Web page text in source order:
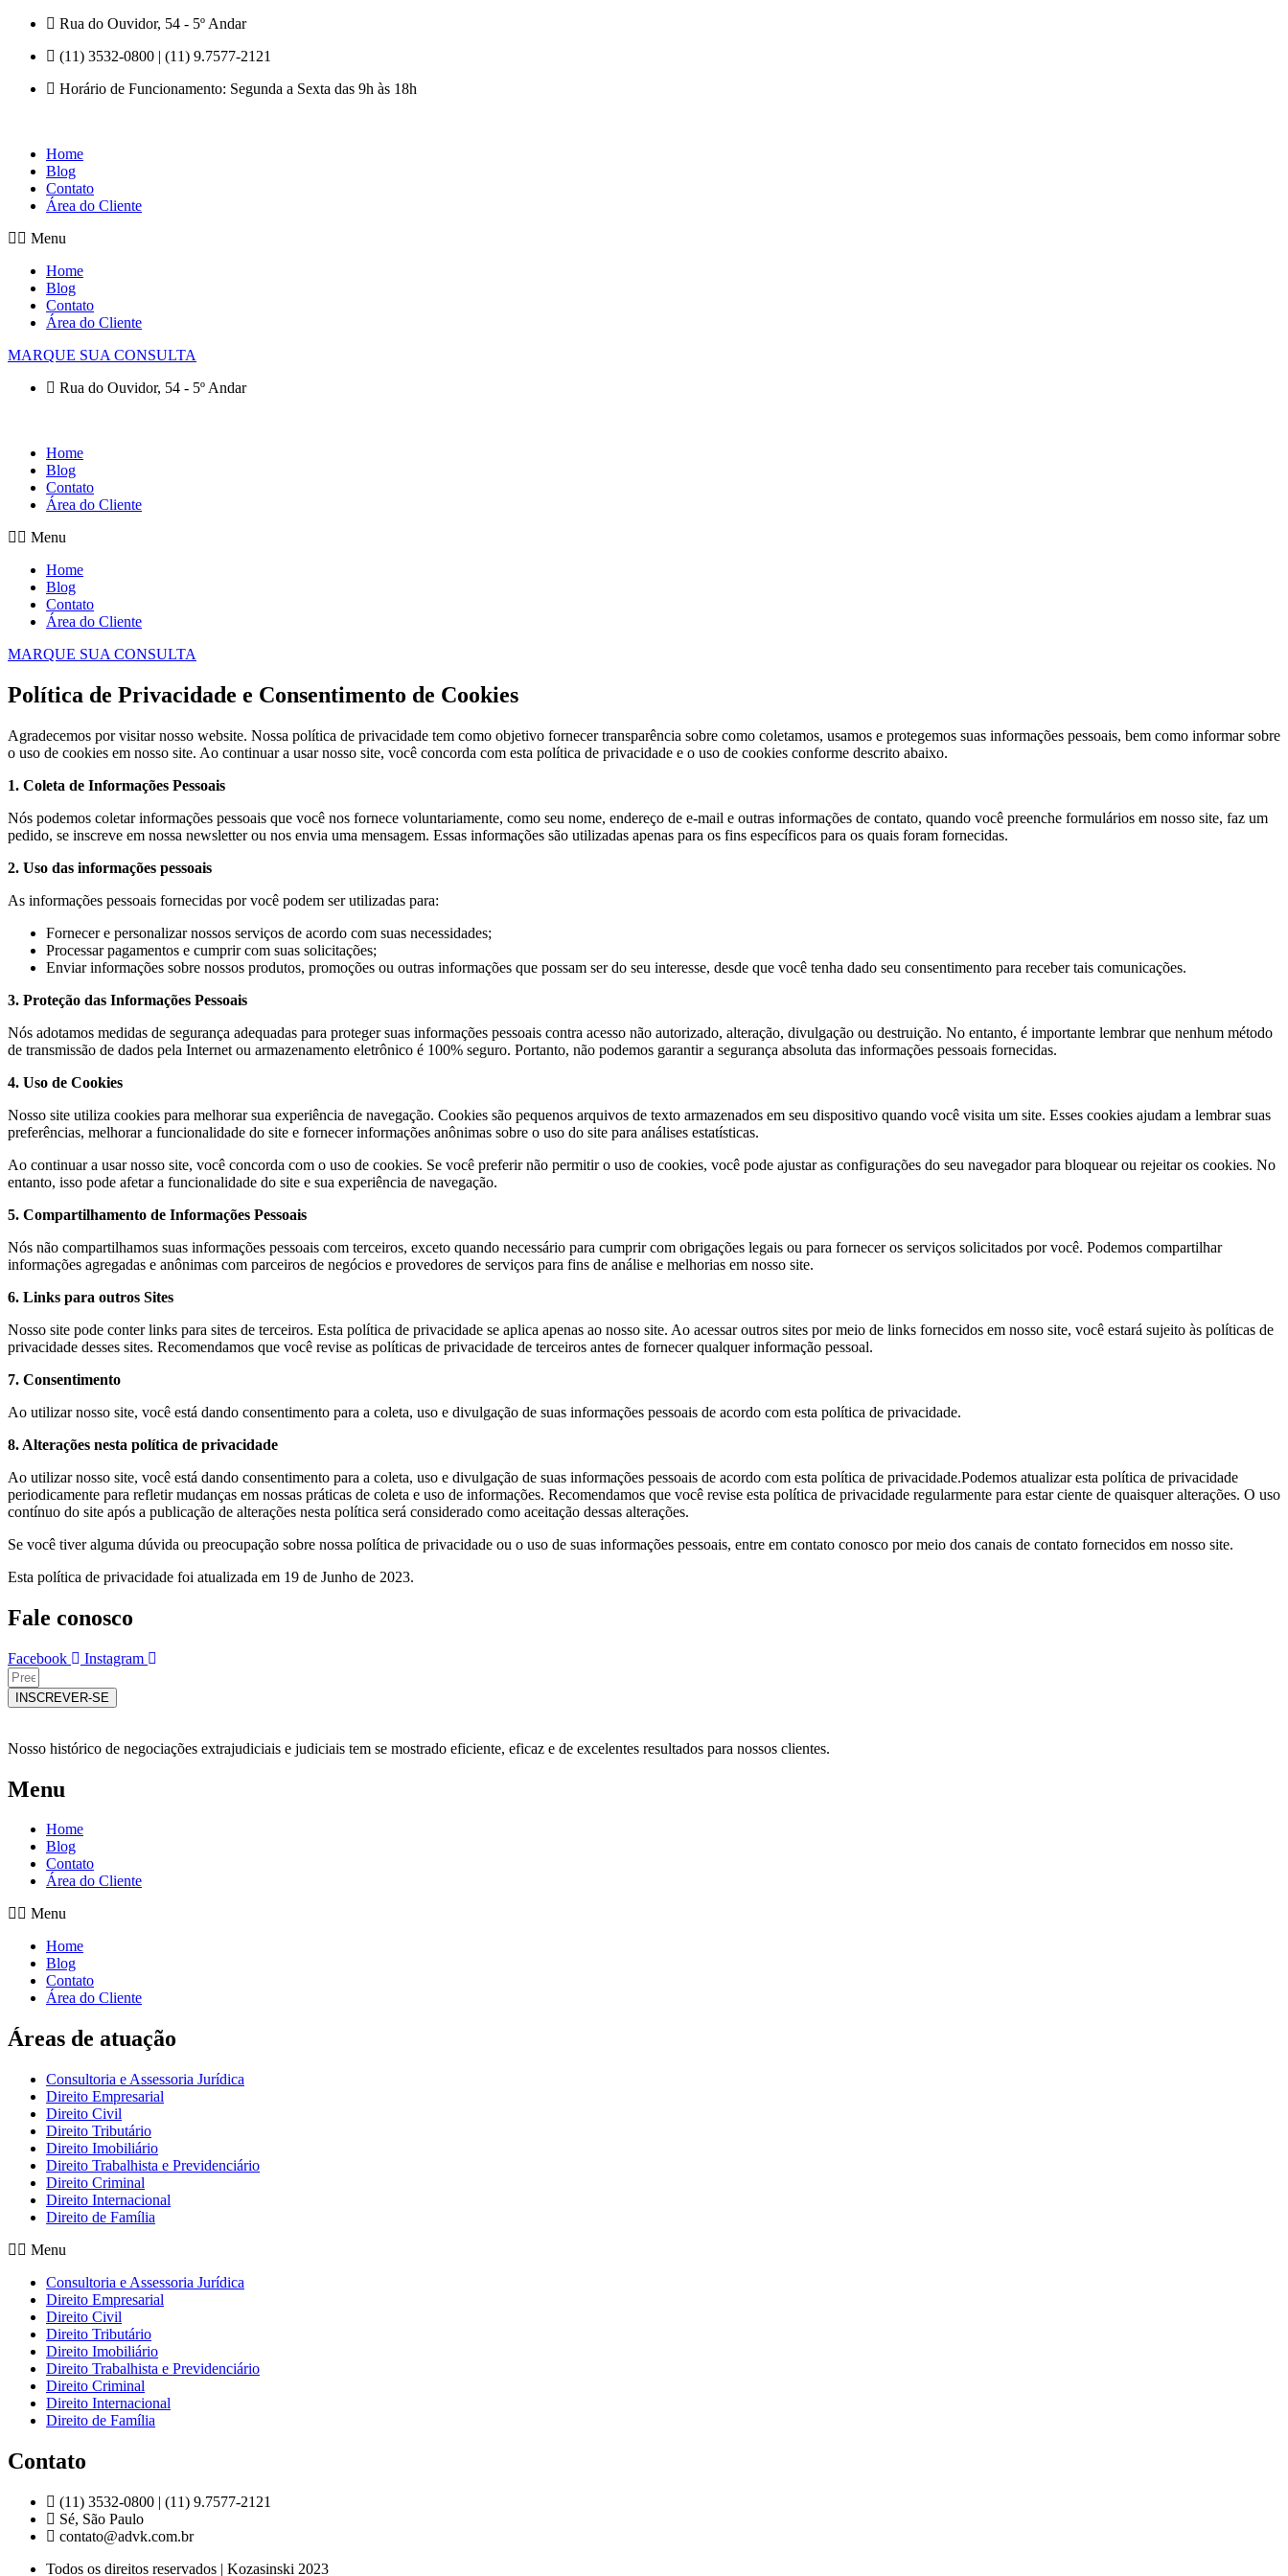
Pular
Rua do Ouvidor, 54 - 5º Andar
(11) 3532-0800 | (11) 9.7577-2121
Horário de Funcionamento: Segunda a Sexta das 9h às 18h
Home
Blog
Contato
Área do Cliente
Menu
Home
Blog
Contato
Área do Cliente
MARQUE SUA CONSULTA
Rua do Ouvidor, 54 - 5º Andar
Home
Blog
Contato
Área do Cliente
Menu
Home
Blog
Contato
Área do Cliente
MARQUE SUA CONSULTA
Política de Privacidade e Consentimento de Cookies
Agradecemos por visitar nosso website. Nossa política de privacidade tem como objetivo fornecer transparência sobre como coletamos, usamos e protegemos suas informações pessoais, bem como informar sobre
o uso de cookies em nosso site. Ao continuar a usar nosso site, você concorda com esta política de privacidade e o uso de cookies conforme descrito abaixo.
1. Coleta de Informações Pessoais
Nós podemos coletar informações pessoais que você nos fornece voluntariamente, como seu nome, endereço de e-mail e outras informações de contato, quando você preenche formulários em nosso site, faz um
pedido, se inscreve em nossa newsletter ou nos envia uma mensagem. Essas informações são utilizadas apenas para os fins específicos para os quais foram fornecidas.
2. Uso das informações pessoais
As informações pessoais fornecidas por você podem ser utilizadas para:
Fornecer e personalizar nossos serviços de acordo com suas necessidades;
Processar pagamentos e cumprir com suas solicitações;
Enviar informações sobre nossos produtos, promoções ou outras informações que possam ser do seu interesse, desde que você tenha dado seu consentimento para receber tais comunicações.
3. Proteção das Informações Pessoais
Nós adotamos medidas de segurança adequadas para proteger suas informações pessoais contra acesso não autorizado, alteração, divulgação ou destruição. No entanto, é importante lembrar que nenhum método
de transmissão de dados pela Internet ou armazenamento eletrônico é 100% seguro. Portanto, não podemos garantir a segurança absoluta das informações pessoais fornecidas.
4. Uso de Cookies
Nosso site utiliza cookies para melhorar sua experiência de navegação. Cookies são pequenos arquivos de texto armazenados em seu dispositivo quando você visita um site. Esses cookies ajudam a lembrar suas
preferências, melhorar a funcionalidade do site e fornecer informações anônimas sobre o uso do site para análises estatísticas.
Ao continuar a usar nosso site, você concorda com o uso de cookies. Se você preferir não permitir o uso de cookies, você pode ajustar as configurações do seu navegador para bloquear ou rejeitar os cookies. No
entanto, isso pode afetar a funcionalidade do site e sua experiência de navegação.
5. Compartilhamento de Informações Pessoais
Nós não compartilhamos suas informações pessoais com terceiros, exceto quando necessário para cumprir com obrigações legais ou para fornecer os serviços solicitados por você. Podemos compartilhar
informações agregadas e anônimas com parceiros de negócios e provedores de serviços para fins de análise e melhorias em nosso site.
6. Links para outros Sites
Nosso site pode conter links para sites de terceiros. Esta política de privacidade se aplica apenas ao nosso site. Ao acessar outros sites por meio de links fornecidos em nosso site, você estará sujeito às políticas de
privacidade desses sites. Recomendamos que você revise as políticas de privacidade de terceiros antes de fornecer qualquer informação pessoal.
7. Consentimento
Ao utilizar nosso site, você está dando consentimento para a coleta, uso e divulgação de suas informações pessoais de acordo com esta política de privacidade.
8. Alterações nesta política de privacidade
Ao utilizar nosso site, você está dando consentimento para a coleta, uso e divulgação de suas informações pessoais de acordo com esta política de privacidade.Podemos atualizar esta política de privacidade
periodicamente para refletir mudanças em nossas práticas de coleta e uso de informações. Recomendamos que você revise esta política de privacidade regularmente para estar ciente de quaisquer alterações. O uso
contínuo do site após a publicação de alterações nesta política será considerado como aceitação dessas alterações.
Se você tiver alguma dúvida ou preocupação sobre nossa política de privacidade ou o uso de suas informações pessoais, entre em contato conosco por meio dos canais de contato fornecidos em nosso site.
Esta política de privacidade foi atualizada em 19 de Junho de 2023.
Fale conosco
Facebook Instagram
INSCREVER-SE
Nosso histórico de negociações extrajudiciais e judiciais tem se mostrado eficiente, eficaz e de excelentes resultados para nossos clientes.
Menu
Home
Blog
Contato
Área do Cliente
Menu
Home
Blog
Contato
Área do Cliente
Áreas de atuação
Consultoria e Assessoria Jurídica
Direito Empresarial
Direito Civil
Direito Tributário
Direito Imobiliário
Direito Trabalhista e Previdenciário
Direito Criminal
Direito Internacional
Direito de Família
Menu
Consultoria e Assessoria Jurídica
Direito Empresarial
Direito Civil
Direito Tributário
Direito Imobiliário
Direito Trabalhista e Previdenciário
Direito Criminal
Direito Internacional
Direito de Família
Contato
(11) 3532-0800 | (11) 9.7577-2121
Sé, São Paulo
contato@advk.com.br
Todos os direitos reservados | Kozasinski 2023